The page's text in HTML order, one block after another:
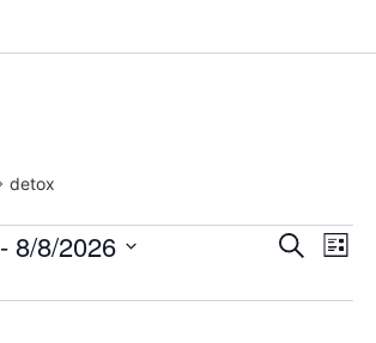
detox
und
SucheListe
- 8/8/2026